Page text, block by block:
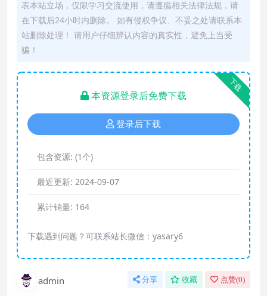
表本站立场，仅限学习交流使用，请遵循相关法律法规，请
在下载后24小时内删除。 如有侵权争议、不妥之处请联系本
站删除处理！ 请用户仔细辨认内容的真实性，避免上当受
骗！
下载
本资源登录后免费下载
登录后下载
包含资源: (1个)
最近更新: 2024-09-07
累计销量: 164
下载遇到问题？可联系站长微信：yasary6
admin 分享 收藏 点赞(0)